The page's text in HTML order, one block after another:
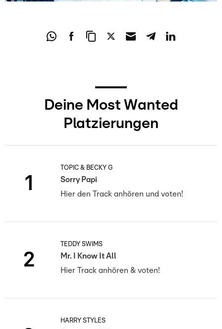
Deine Most Wanted
Platzierungen
1
TOPIC & BECKY G
Sorry Papi
Hier den Track anhören und voten!
2
TEDDY SWIMS
Mr. I Know It All
Hier Track anhören & voten!
HARRY STYLES